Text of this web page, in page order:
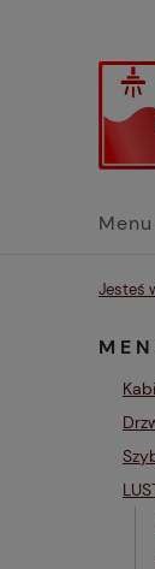
Menu
Jesteś